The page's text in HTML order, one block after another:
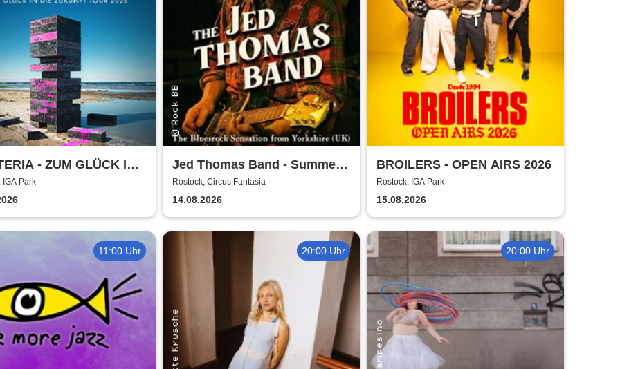
- ZUM GLÜCK IN
TOUR 2026
IGA Park
Jed Thomas Band - Summer
Tour 2026
Rostock, Circus Fantasia
14.08.2026
BROILERS - OPEN AIRS 2026
Rostock, IGA Park
15.08.2026
11:00 Uhr 20:00 Uhr 20:00 Uhr